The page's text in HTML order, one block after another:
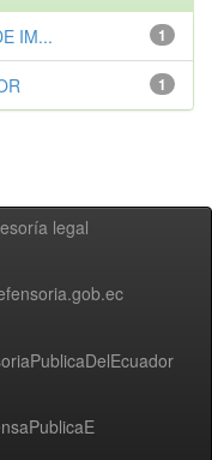
1
IM...
1
legal